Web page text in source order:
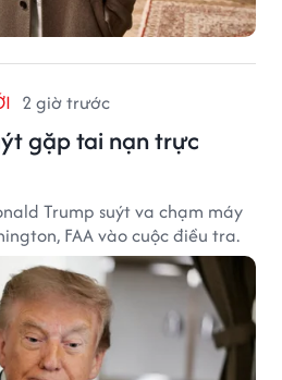
2 giờ trước
gặp tai nạn trực
Trump suýt va chạm máy
FAA vào cuộc điều tra.